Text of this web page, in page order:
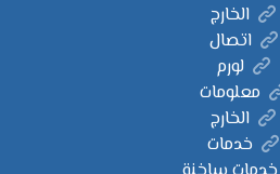
الخارج
اتصال
لورم
معلومات
الخارج
خدمات